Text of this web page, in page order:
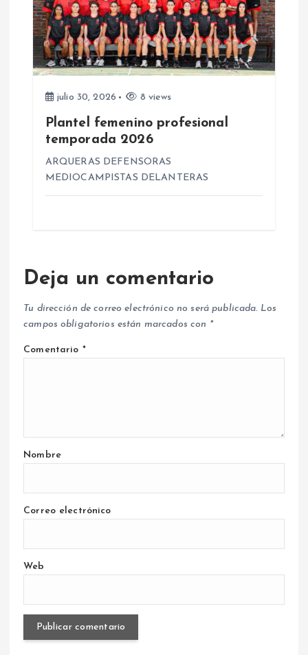
julio 30, 2026 8 views
Plantel femenino profesional
temporada 2026
ARQUERAS DEFENSORAS
MEDIOCAMPISTAS DELANTERAS
Deja un comentario
Tu dirección de correo electrónico no será publicada. Los
campos obligatorios están marcados con *
Comentario *
Nombre
Correo electrónico
Web